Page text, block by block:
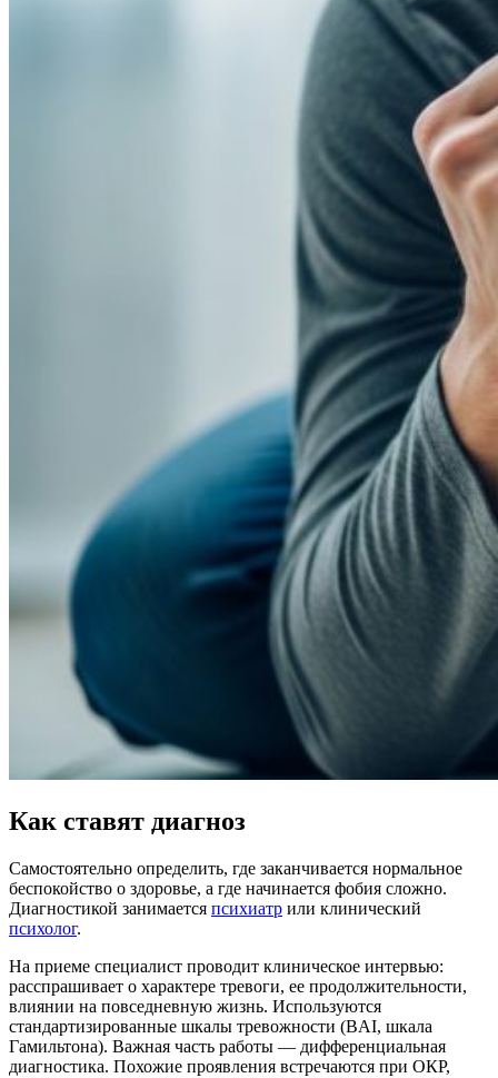
Как ставят диагноз
Самостоятельно определить, где заканчивается нормальное
беспокойство о здоровье, а где начинается фобия сложно.
Диагностикой занимается психиатр или клинический
психолог.
На приеме специалист проводит клиническое интервью:
расспрашивает о характере тревоги, ее продолжительности,
влиянии на повседневную жизнь. Используются
стандартизированные шкалы тревожности (BAI, шкала
Гамильтона). Важная часть работы — дифференциальная
диагностика. Похожие проявления встречаются при ОКР,